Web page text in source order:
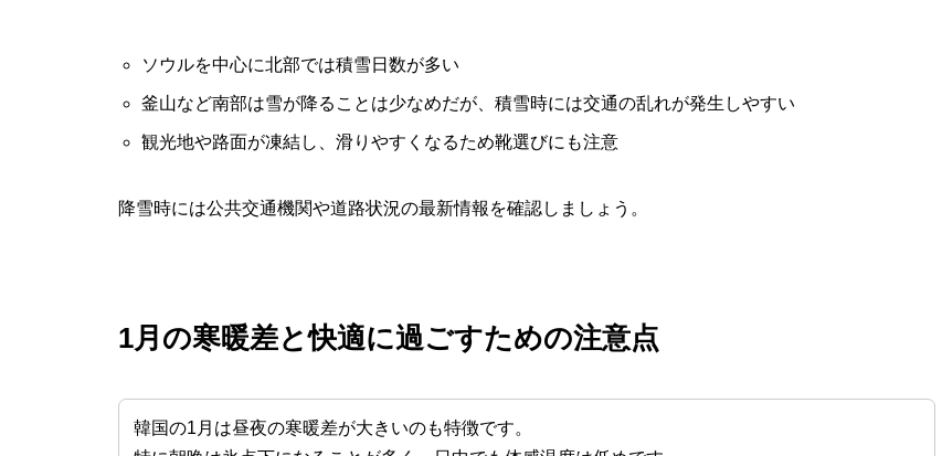
ソウルを中心に北部では積雪日数が多い
釜山など南部は雪が降ることは少なめだが、積雪時には交通の乱れが発生しやすい
観光地や路面が凍結し、滑りやすくなるため靴選びにも注意
降雪時には公共交通機関や道路状況の最新情報を確認しましょう。
1月の寒暖差と快適に過ごすための注意点
韓国の1月は昼夜の寒暖差が大きいのも特徴です。